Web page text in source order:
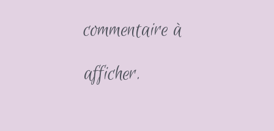
commentaire à
afficher.